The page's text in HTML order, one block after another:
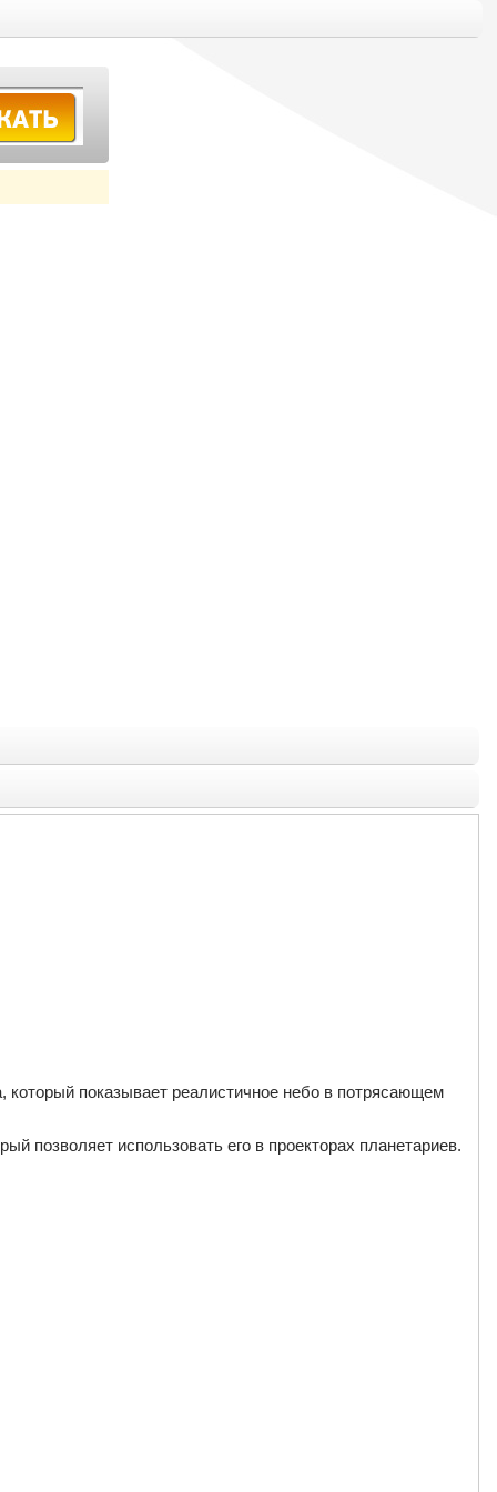
показывает реалистичное небо в потрясающем
позволяет использовать его в проекторах планетариев.